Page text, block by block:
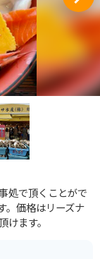
処で頂くことがで
。価格はリーズナ
ます。